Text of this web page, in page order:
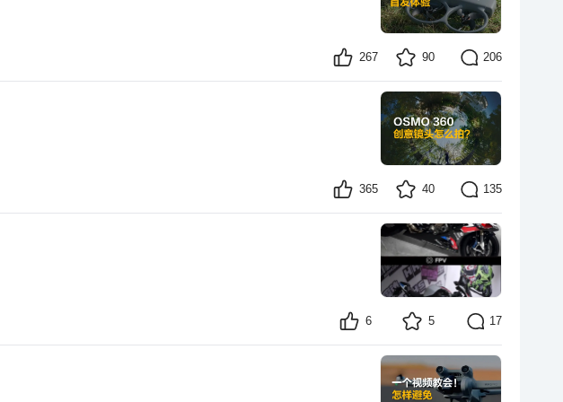
267 90 206
365 40 135
6 5 17